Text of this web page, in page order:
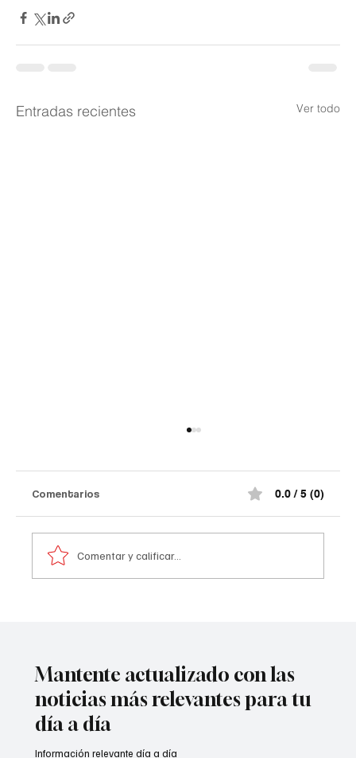
Entradas recientes Ver todo
terr0r1st@ de la madrugada
¡Impactante! Así quedó el comando de la
información preliminar, la explosión estuvo
acompañada por ráf@g@s
Comentarios 0.0 / 5 (0)
Comentar y calificar...
Mantente actualizado con las
noticias más relevantes para tu
día a día
Información relevante día a día